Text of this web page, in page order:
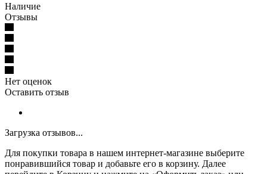
Наличие
Отзывы
Нет оценок
Оставить отзыв
Загрузка отзывов...
Для покупки товара в нашем интернет-магазине выберите
понравившийся товар и добавьте его в корзину. Далее